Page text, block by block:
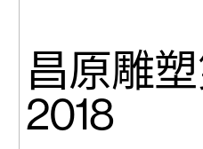
昌原雕
2018